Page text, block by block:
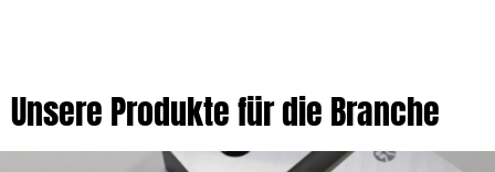
Unsere Produkte für die Branche